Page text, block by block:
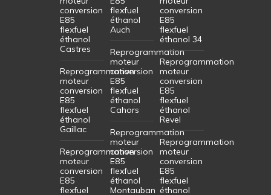
conversion
E85
flexfuel
éthanol
Castres
Reprogrammation
moteur
conversion
E85
flexfuel
éthanol
Gaillac
Reprogrammation
moteur
conversion
E85
flexfuel
flexfuel
éthanol
Auch
Reprogrammation
moteur
conversion
E85
flexfuel
éthanol
Cahors
Reprogrammation
moteur
conversion
E85
flexfuel
éthanol
Montauban
conversion
E85
flexfuel
éthanol 34
Reprogrammation
moteur
conversion
E85
flexfuel
éthanol
Revel
Reprogrammation
moteur
conversion
E85
flexfuel
éthanol